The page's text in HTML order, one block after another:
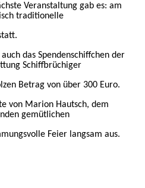
Veranstaltung gab es: am
traditionelle
das Spendenschiffchen der
Schiffbrüchiger
Betrag von über 300 Euro.
von Marion Hautsch, dem
gemütlichen
Feier langsam aus.